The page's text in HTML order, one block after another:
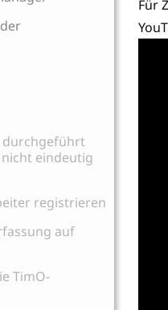
durchgeführt
eindeutig
registrieren
auf
TimO-
Für